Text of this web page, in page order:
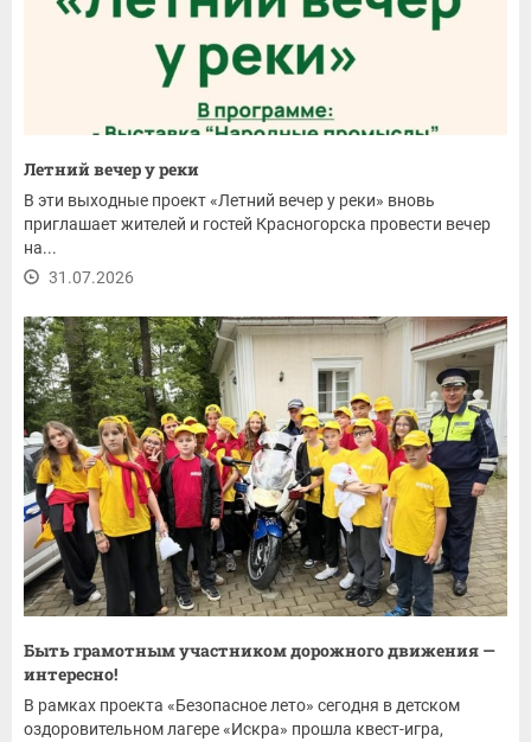
Летний вечер у реки
В эти выходные проект «Летний вечер у реки» вновь
приглашает жителей и гостей Красногорска провести вечер
на...
31.07.2026
Быть грамотным участником дорожного движения —
интересно!
В рамках проекта «Безопасное лето» сегодня в детском
оздоровительном лагере «Искра» прошла квест-игра,